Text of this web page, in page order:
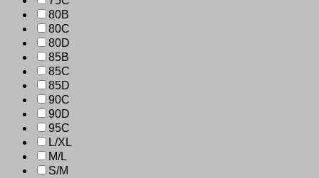
80B
80C
80D
85B
85C
85D
90C
90D
95C
L/XL
M/L
S/M